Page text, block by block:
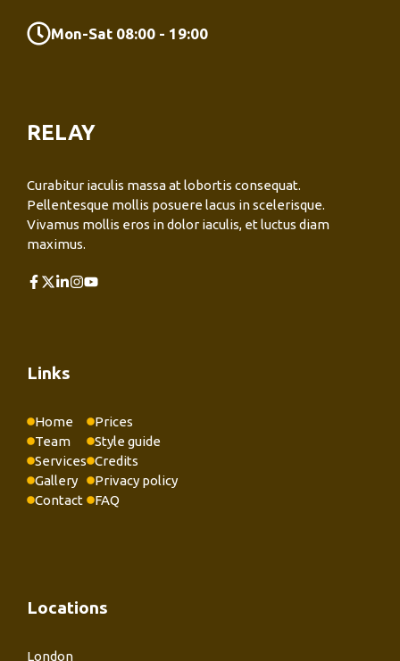
Mon-Sat 08:00 - 19:00
RELAY
Curabitur iaculis massa at lobortis consequat.
Pellentesque mollis posuere lacus in scelerisque.
Vivamus mollis eros in dolor iaculis, et luctus diam
maximus.
Links
Home
Team
Services
Gallery
Contact
Prices
Style guide
Credits
Privacy policy
FAQ
Locations
London